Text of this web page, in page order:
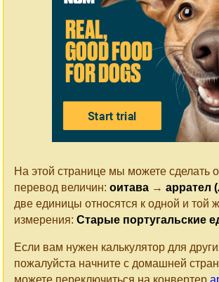
На этой странице мы можете сделать
перевод величин: оитава → аррател
две единицы относятся к одной и той
измерения: Старые португальские
Если вам нужен калькулятор для
пожалуйста начните с домашней
можете переключиться на конвертер